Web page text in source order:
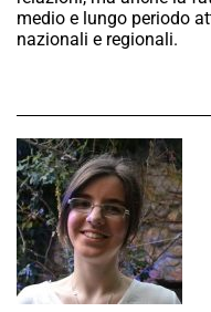
medio e lungo periodo
nazionali e regionali.